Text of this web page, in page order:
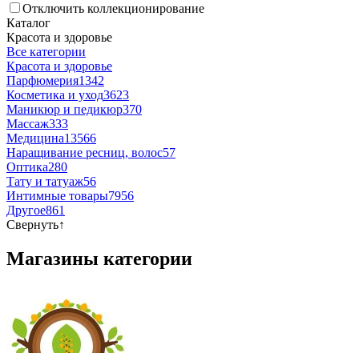
Отключить коллекционирование
Каталог
Красота и здоровье
Все категории
Красота и здоровье
Парфюмерия1342
Косметика и уход3623
Маникюр и педикюр370
Массаж333
Медицина13566
Наращивание ресниц, волос57
Оптика280
Тату и татуаж56
Интимные товары7956
Другое861
Свернуть↑
Магазины категории